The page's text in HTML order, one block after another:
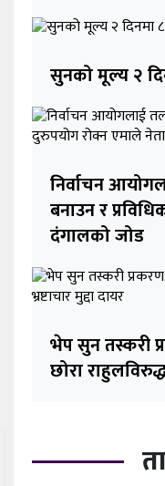
सुनको मूल्य २
निर्वाचन
बनाउन र
दंगालको जोड
भेप सुन तस्करी
छोरा